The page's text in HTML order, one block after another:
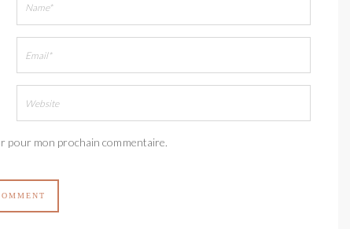
pour mon prochain commentaire.